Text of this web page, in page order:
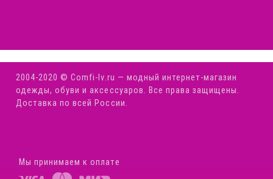
2004-2020 © Comfi-Iv.ru — модный интернет-магазин
одежды, обуви и аксессуаров. Все права защищены.
Доставка по всей России.
Мы принимаем к оплате